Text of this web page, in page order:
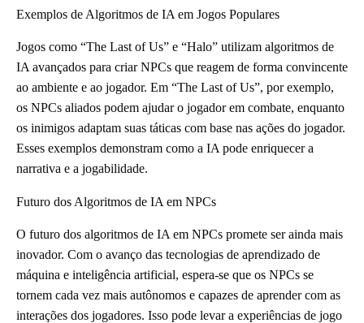
Exemplos de Algoritmos de IA em Jogos Populares
Jogos como “The Last of Us” e “Halo” utilizam algoritmos de
IA avançados para criar NPCs que reagem de forma convincente
ao ambiente e ao jogador. Em “The Last of Us”, por exemplo,
os NPCs aliados podem ajudar o jogador em combate, enquanto
os inimigos adaptam suas táticas com base nas ações do jogador.
Esses exemplos demonstram como a IA pode enriquecer a
narrativa e a jogabilidade.
Futuro dos Algoritmos de IA em NPCs
O futuro dos algoritmos de IA em NPCs promete ser ainda mais
inovador. Com o avanço das tecnologias de aprendizado de
máquina e inteligência artificial, espera-se que os NPCs se
tornem cada vez mais autônomos e capazes de aprender com as
interações dos jogadores. Isso pode levar a experiências de jogo